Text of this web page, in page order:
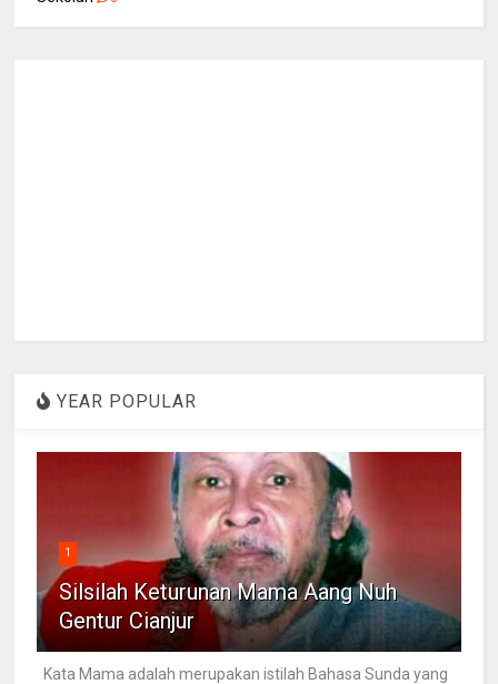
YEAR POPULAR
1
Silsilah Keturunan Mama Aang Nuh
Gentur Cianjur
Kata Mama adalah merupakan istilah Bahasa Sunda yang